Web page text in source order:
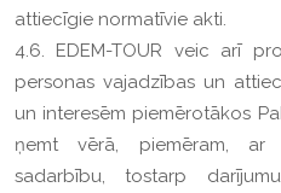
attiecīgie normatīvie akti.
4.6. EDEM-TOUR veic arī
personas vajadzības un
un interesēm piemērotākos
ņemt vērā, piemēram, ar
sadarbību, tostarp